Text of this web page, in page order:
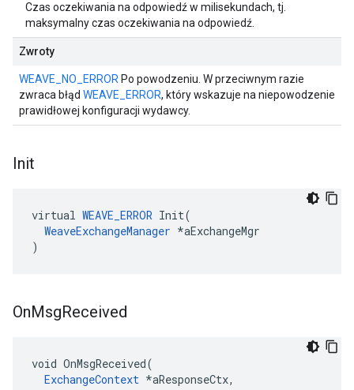
Czas oczekiwania na odpowiedź w milisekundach, tj.
maksymalny czas oczekiwania na odpowiedź.
Zwroty
WEAVE_NO_ERROR Po powodzeniu. W przeciwnym razie
zwraca błąd WEAVE_ERROR, który wskazuje na niepowodzenie
prawidłowej konfiguracji wydawcy.
Init
virtual WEAVE_ERROR Init(
WeaveExchangeManager *aExchangeMgr
)
OnMsgReceived
void OnMsgReceived(
ExchangeContext *aResponseCtx,